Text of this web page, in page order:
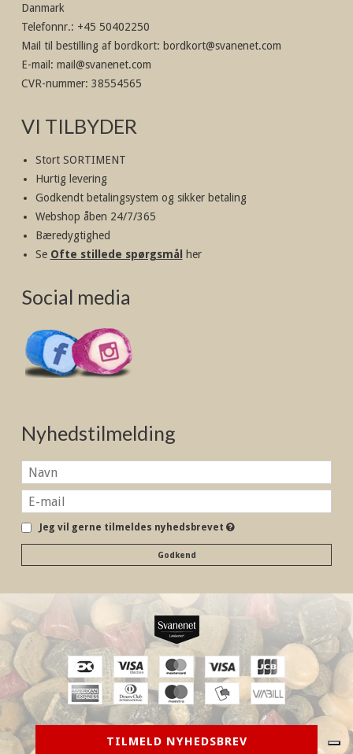
Danmark
Telefonnr.: +45 50402250
Mail til bestilling af bordkort: bordkort@svanenet.com
E-mail: mail@svanenet.com
CVR-nummer: 38554565
VI TILBYDER
Stort SORTIMENT
Hurtig levering
Godkendt betalingsystem og sikker betaling
Webshop åben 24/7/365
Bæredygtighed
Se Ofte stillede spørgsmål her
Social media
Nyhedstilmelding
Jeg vil gerne tilmeldes nyhedsbrevet
Godkend
TILMELD NYHEDSBREV